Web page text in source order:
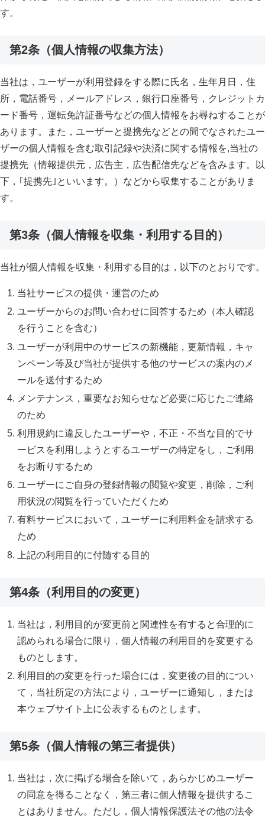
す。
第2条（個人情報の収集方法）
当社は，ユーザーが利用登録をする際に氏名，生年月日，住
所，電話番号，メールアドレス，銀行口座番号，クレジットカ
ード番号，運転免許証番号などの個人情報をお尋ねすることが
あります。また，ユーザーと提携先などとの間でなされたユー
ザーの個人情報を含む取引記録や決済に関する情報を,当社の
提携先（情報提供元，広告主，広告配信先などを含みます。以
下，｢提携先｣といいます。）などから収集することがありま
す。
第3条（個人情報を収集・利用する目的）
当社が個人情報を収集・利用する目的は，以下のとおりです。
当社サービスの提供・運営のため
ユーザーからのお問い合わせに回答するため（本人確認
を行うことを含む）
ユーザーが利用中のサービスの新機能，更新情報，キャ
ンペーン等及び当社が提供する他のサービスの案内のメ
ールを送付するため
メンテナンス，重要なお知らせなど必要に応じたご連絡
のため
利用規約に違反したユーザーや，不正・不当な目的でサ
ービスを利用しようとするユーザーの特定をし，ご利用
をお断りするため
ユーザーにご自身の登録情報の閲覧や変更，削除，ご利
用状況の閲覧を行っていただくため
有料サービスにおいて，ユーザーに利用料金を請求する
ため
上記の利用目的に付随する目的
第4条（利用目的の変更）
当社は，利用目的が変更前と関連性を有すると合理的に
認められる場合に限り，個人情報の利用目的を変更する
ものとします。
利用目的の変更を行った場合には，変更後の目的につい
て，当社所定の方法により，ユーザーに通知し，または
本ウェブサイト上に公表するものとします。
第5条（個人情報の第三者提供）
当社は，次に掲げる場合を除いて，あらかじめユーザー
の同意を得ることなく，第三者に個人情報を提供するこ
とはありません。ただし，個人情報保護法その他の法令